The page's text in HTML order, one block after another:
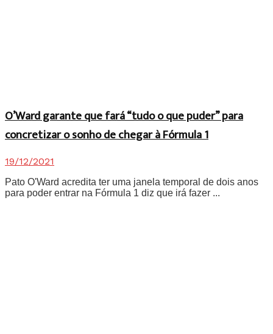
O’Ward garante que fará “tudo o que puder” para
concretizar o sonho de chegar à Fórmula 1
19/12/2021
Pato O'Ward acredita ter uma janela temporal de dois anos
para poder entrar na Fórmula 1 diz que irá fazer ...